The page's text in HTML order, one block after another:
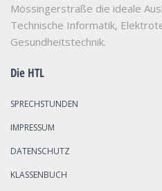
Mössingerstraße die ideale
Technische Informatik,
Gesundheitstechnik.
Die HTL
SPRECHSTUNDEN
IMPRESSUM
DATENSCHUTZ
KLASSENBUCH